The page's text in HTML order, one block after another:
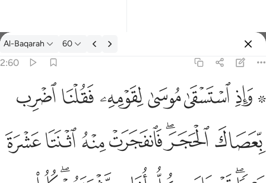
ตัฟซีร: Al-Baqarah 2:60
Al-Baqarah 60
2:60
كلوا واشربوا من رزق الله ولا تعثوا في الارض مفسدين ٦٠
وَٱشْرَبُوا۟ مِن رِّزْقِ ٱللَّهِ وَلَا تَعْثَوْا۟ فِى ٱلْأَرْضِ مُفْسِدِينَ ٦٠
ﱪ ﱫﱬﱭﱮﱯﱰ
ﱱ ﱲﱳﱴﱵﱶﱷ